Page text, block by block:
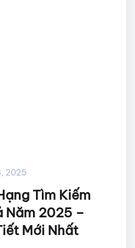
2025
Tìm Kiếm
Năm 2025 –
Mới Nhất